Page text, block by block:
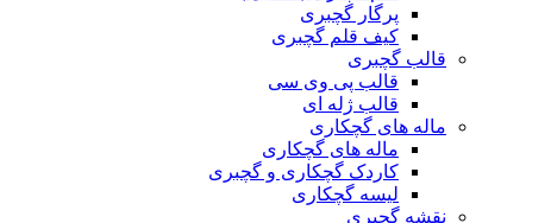
پرگار گچبری
کیف قلم گچبری
قالب گچبری
قالب پی وی سی
قالب ژله ای
ماله های گچکاری
ماله های گچکاری
کاردک گچکاری و گچبری
لیسه گچکاری
نقشه گچبری